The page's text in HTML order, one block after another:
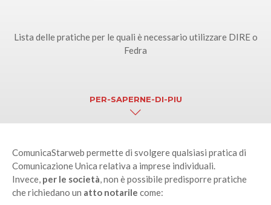
Lista delle pratiche per le quali è necessario utilizzare DIRE o
Fedra
PER-SAPERNE-DI-PIU
ComunicaStarweb permette di svolgere qualsiasi pratica di
Comunicazione Unica relativa a imprese individuali.
Invece, per le società, non è possibile predisporre pratiche
che richiedano un atto notarile come: